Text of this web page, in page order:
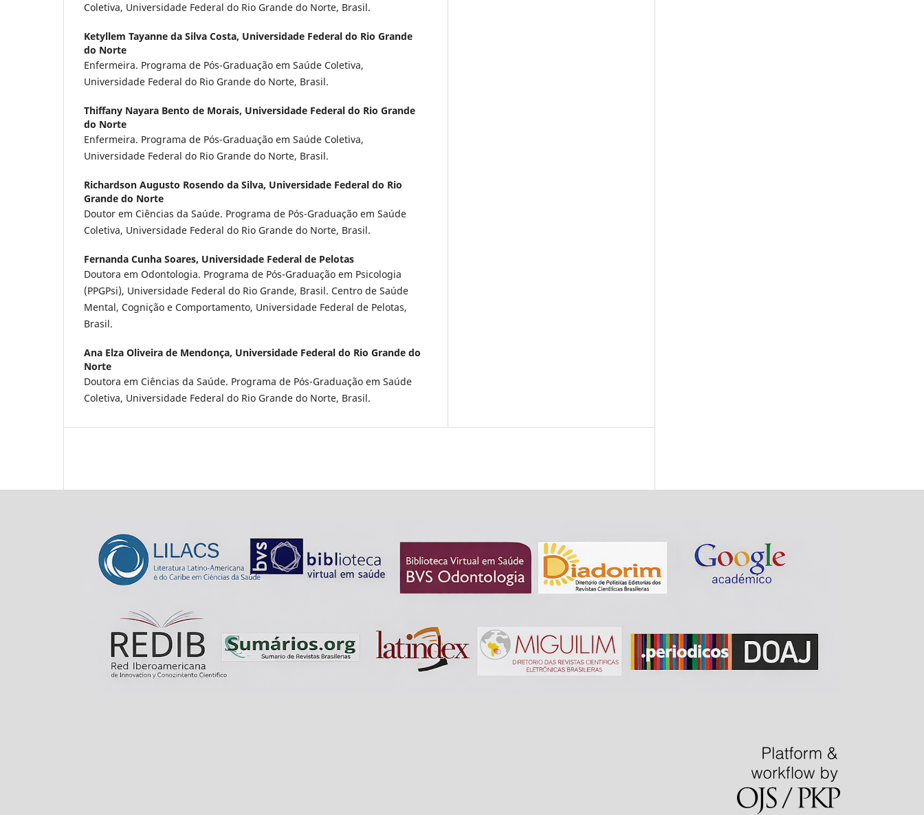
Coletiva, Universidade Federal do Rio Grande do Norte, Brasil.
Ketyllem Tayanne da Silva Costa, Universidade Federal do Rio Grande
do Norte
Enfermeira. Programa de Pós-Graduação em Saúde Coletiva,
Universidade Federal do Rio Grande do Norte, Brasil.
Thiffany Nayara Bento de Morais, Universidade Federal do Rio Grande
do Norte
Enfermeira. Programa de Pós-Graduação em Saúde Coletiva,
Universidade Federal do Rio Grande do Norte, Brasil.
Richardson Augusto Rosendo da Silva, Universidade Federal do Rio
Grande do Norte
Doutor em Ciências da Saúde. Programa de Pós-Graduação em Saúde
Coletiva, Universidade Federal do Rio Grande do Norte, Brasil.
Fernanda Cunha Soares, Universidade Federal de Pelotas
Doutora em Odontologia. Programa de Pós-Graduação em Psicologia
(PPGPsi), Universidade Federal do Rio Grande, Brasil. Centro de Saúde
Mental, Cognição e Comportamento, Universidade Federal de Pelotas,
Brasil.
Ana Elza Oliveira de Mendonça, Universidade Federal do Rio Grande do
Norte
Doutora em Ciências da Saúde. Programa de Pós-Graduação em Saúde
Coletiva, Universidade Federal do Rio Grande do Norte, Brasil.